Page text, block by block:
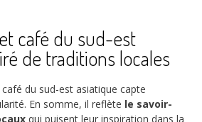
café du sud-est
de traditions locales
du sud-est asiatique capte
En somme, il reflète le savoir-
qui puisent leur inspiration dans la